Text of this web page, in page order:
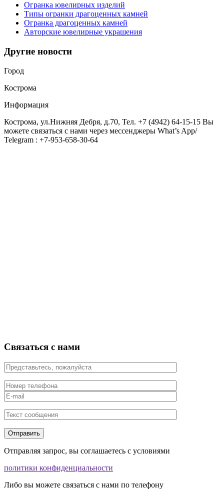
Огранка ювелирных изделий
Типы огранки драгоценных камней
Огранка драгоценных камней
Авторские ювелирные украшения
Другие новости
Город
Кострома
Информация
Кострома, ул.Нижняя Дебря, д.70, Тел. +7 (4942) 64-15-15 Вы
можете связаться с нами через мессенджеры What’s App/
Telegram : +7-953-658-30-64
Связаться с нами
Отправляя запрос, вы соглашаетесь с условиями
политики конфиденциальности
Либо вы можете связаться с нами по телефону